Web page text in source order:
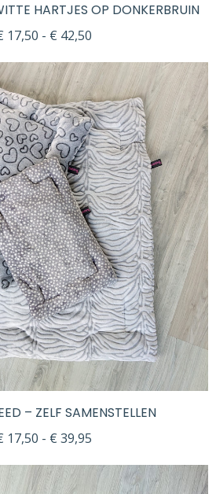
HARTJES OP DONKERBRUIN
17,50 - € 42,50
tot
€ 42,50
– ZELF SAMENSTELLEN
17,50 - € 39,95
tot